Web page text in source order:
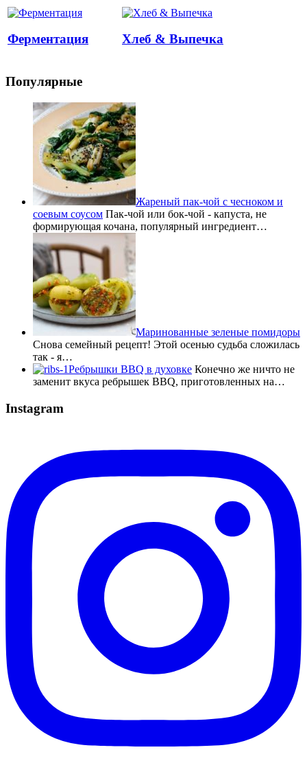
Ферментация Хлеб & Выпечка
Популярные
Жареный пак-чой с чесноком и
соевым соусом Пак-чой или бок-чой - капуста, не
формирующая кочана, популярный ингредиент…
Маринованные зеленые помидоры
Снова семейный рецепт! Этой осенью судьба сложилась
так - я…
Ребрышки BBQ в духовке Конечно же ничто не
заменит вкуса ребрышек BBQ, приготовленных на…
Instagram